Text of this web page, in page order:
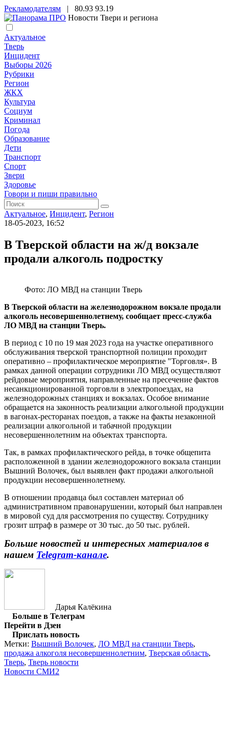
Рекламодателям | 80.93 93.19
Новости Твери и региона
Актуальное
Тверь
Инцидент
Выборы 2026
Рубрики
Регион
ЖКХ
Культура
Социум
Криминал
Погода
Образование
Дети
Транспорт
Спорт
Звери
Здоровье
Говори и пиши правильно
Актуальное, Инцидент, Регион
18-05-2023, 16:52
В Тверской области на ж/д вокзале
продали алкоголь подростку
Фото: ЛО МВД на станции Тверь
В Тверской области на железнодорожном вокзале продали
алкоголь несовершеннолетнему, сообщает пресс-служба
ЛО МВД на станции Тверь.
В период с 10 по 19 мая 2023 года на участке оперативного
обслуживания тверской транспортной полиции проходит
оперативно – профилактическое мероприятие "Торговля». В
рамках данной операции сотрудники ЛО МВД осуществляют
рейдовые мероприятия, направленные на пресечение фактов
несанкционированной торговли в электропоездах, на
железнодорожных станциях и вокзалах. Особое внимание
обращается на законность реализации алкогольной продукции
в вагонах-ресторанах поездов, а также на факты незаконной
реализации алкогольной и табачной продукции
несовершеннолетним на объектах транспорта.
Так, в рамках профилактического рейда, в точке общепита
расположенной в здании железнодорожного вокзала станции
Вышний Волочек, был выявлен факт продажи алкогольной
продукции несовершеннолетнему.
В отношении продавца был составлен материал об
административном правонарушении, который был направлен
в мировой суд для рассмотрения по существу. Сотруднику
грозит штраф в размере от 30 тыс. до 50 тыс. рублей.
Больше новостей и интересных материалов в
нашем Telegram-канале.
Дарья Калёкина
Больше в Телеграм
Перейти в Дзен
Прислать новость
Метки: Вышний Волочек, ЛО МВД на станции Тверь,
продажа алкоголя несовершеннолетним, Тверская область,
Тверь, Тверь новости
Новости СМИ2